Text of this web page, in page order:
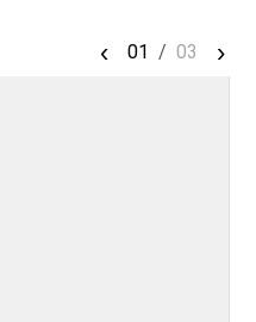
‹ 01 / 03 ›